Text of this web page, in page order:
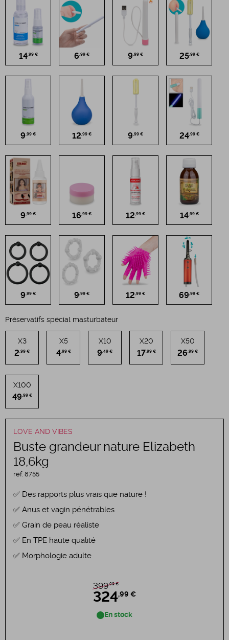
LOVE AND VIBES
Buste grandeur nature Elizabeth
18,6kg
réf. 8755
Des rapports plus vrais que nature !
Anus et vagin pénétrables
Grain de peau réaliste
En TPE haute qualité
Morphologie adulte
399,99 €
324,99 €
En stock
14,99 € 6,99 € 9,99 € 25,99 €
9,99 € 12,99 € 9,99 € 24,99 €
9,99 € 16,99 € 12,99 € 14,99 €
9,99 € 9,99 € 12,99 € 69,99 €
Préservatifs spécial masturbateur
X3
2 ,99 €
X5
4 ,99 €
X10
9 ,49 €
X20
17,99 €
X50
26 ,99 €
X100
49 ,99 €